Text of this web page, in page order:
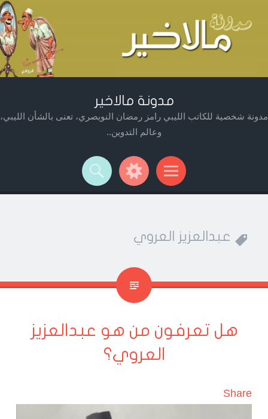
مدونة مالاخير
مدونة شخصية للكاتب الليبي رامز رمضان النويصري، تعنى بالشأن الليبي،
وعالم التدوين..
Menu
Widgets
Search
عبدالعزيز العروي
هل تعرفون من هو عبدالعزيز
العروي؟
Share